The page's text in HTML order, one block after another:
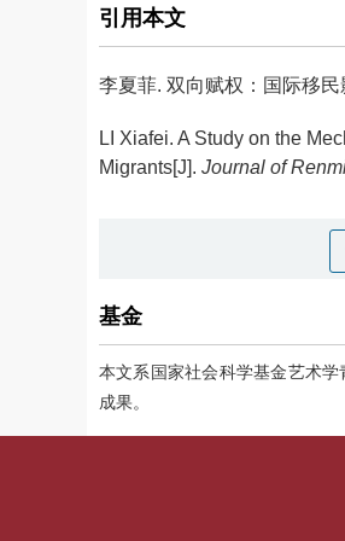
引用本文
李夏菲. 双向赋权：国际移
LI Xiafei. A Study on the
Migrants[J]. Journal of
基金
本文系国家社会科学基金艺术学
成果。